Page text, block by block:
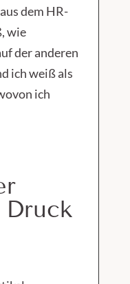
dem HR-
wie
der anderen
ich weiß als
ich